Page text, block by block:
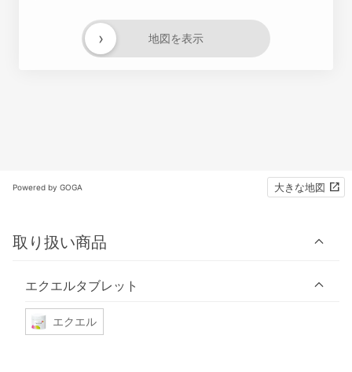
地図を表示
›
Powered by GOGA 大きな地図
取り扱い商品
エクエルタブレット
エクエル